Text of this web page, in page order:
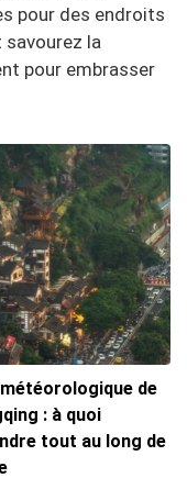
pour des endroits
savourez la
pour embrasser
météorologique de
: à quoi
tout au long de